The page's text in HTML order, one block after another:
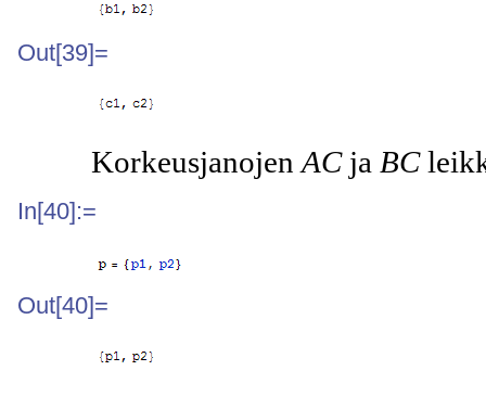
Out[39]=
Korkeusjanojen ACja BC
In[40]:=
Out[40]=